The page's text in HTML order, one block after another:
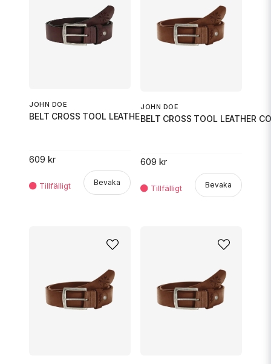
JOHN DOE
BELT CROSS TOOL LEATHER BROWN
609 kr
Bevaka
JOHN DOE
BELT CROSS TOOL LEATHER
609 kr
Bevaka